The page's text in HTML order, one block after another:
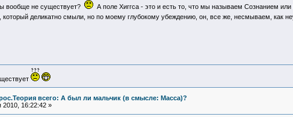
вообще не существует? А поле Хиггса - это и есть то, что мы называем Сознанием
который деликатно смыли, но по моему глубокому убеждению, он, все же, несмываем, как
всего: А был ли мальчик (в смысле: Масса)?
2010, 16:22:42 »